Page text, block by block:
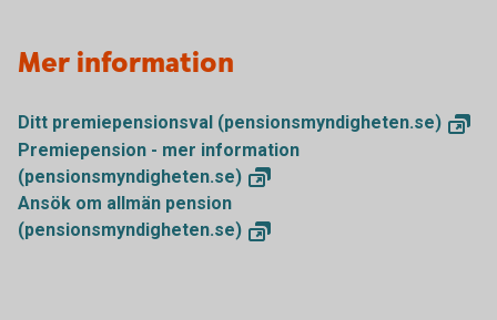
Mer information
Ditt premiepensionsval (pensionsmyndigheten.se)
Premiepension - mer information
(pensionsmyndigheten.se)
Ansök om allmän pension
(pensionsmyndigheten.se)